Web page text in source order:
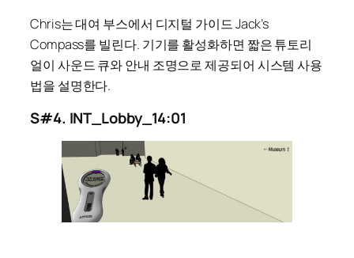
Chris는 대여 부스에서 디지털 가이드Jack’s
Compass를 빌린다. 기기를 활성화하면 짧은 튜토리
얼이 사운드 큐와 안내 조명으로 제공되어 시스템 사용
법을 설명한다.
S#4. INT_Lobby_14:01